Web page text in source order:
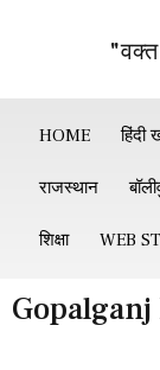
HOME हिंदी
राजस्थान
शिक्षा WEB
Gopalganj